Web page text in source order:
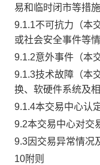
易和临时闭市等措
9.1.1不可抗力（本
或社会安全事件等情
9.1.2意外事件（本
9.1.3技术故障（本
换、软硬件系统及
9.1.4本交易中心认
9.2本交易中心对交
9.3因交易异常情况
10附则